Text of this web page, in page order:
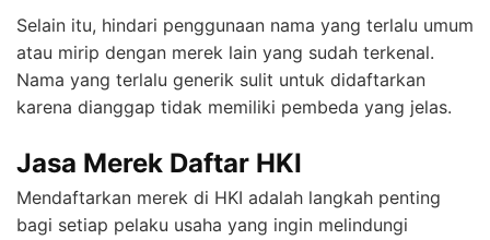
Selain itu, hindari penggunaan nama yang terlalu umum
atau mirip dengan merek lain yang sudah terkenal.
Nama yang terlalu generik sulit untuk didaftarkan
karena dianggap tidak memiliki pembeda yang jelas.
Jasa Merek Daftar HKI
Mendaftarkan merek di HKI adalah langkah penting
bagi setiap pelaku usaha yang ingin melindungi